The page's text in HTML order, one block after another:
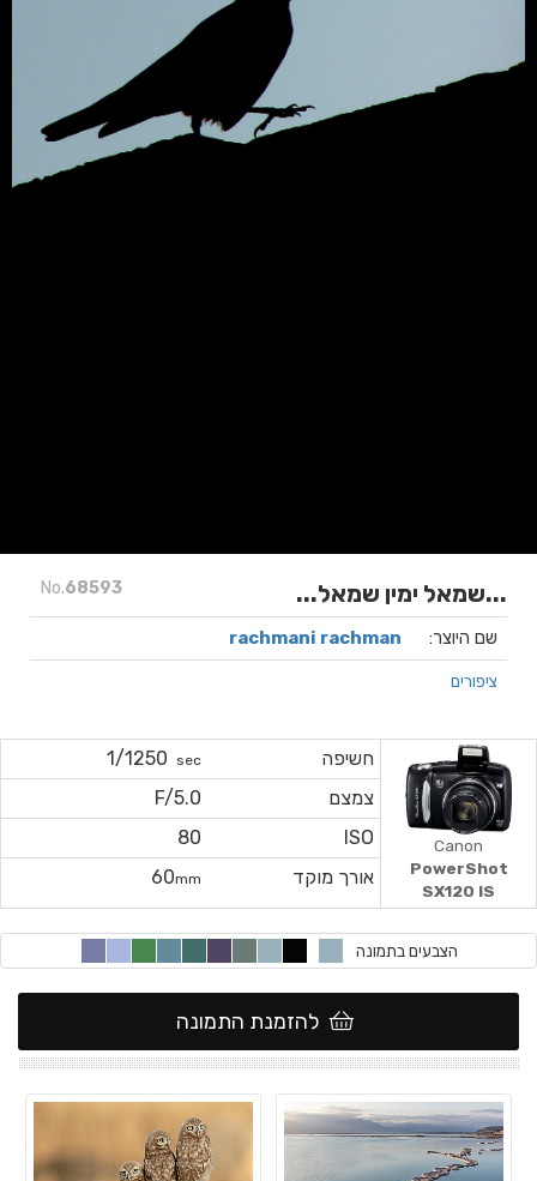
No.68593 ...שמאל ימין שמאל...
שם היוצר: rachmani rachman
ציפורים
חשיפה sec
1/1250
צמצם
F/5.0
ISO
80
אורך מוקד
60mm
Canon
PowerShot
SX120 IS
הצבעים בתמונה
להזמנת התמונה